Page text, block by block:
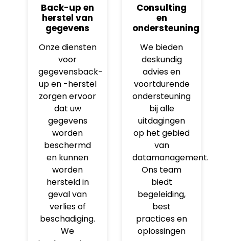
Back-up en
herstel van
gegevens
Onze diensten
voor
gegevensback-
up en -herstel
zorgen ervoor
dat uw
gegevens
worden
beschermd
en kunnen
worden
hersteld in
geval van
verlies of
beschadiging.
We
Consulting
en
ondersteuning
We bieden
deskundig
advies en
voortdurende
ondersteuning
bij alle
uitdagingen
op het gebied
van
datamanagement.
Ons team
biedt
begeleiding,
best
practices en
oplossingen